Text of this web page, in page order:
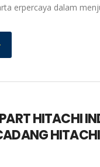
erpercaya dalam
HITACHI